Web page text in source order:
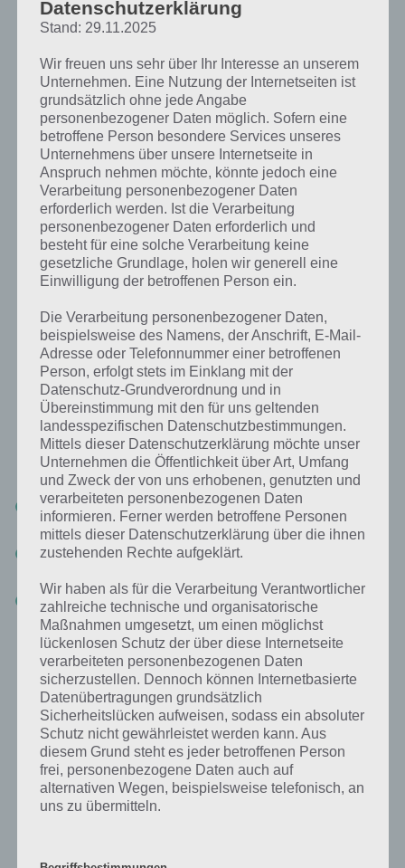
gibt es dann Einzelspieler-Herausforderungen, die man mit ein bis
drei Sternen abschließen kann.
Herzstück von Blitz Brigade ist jedoch der Multiplayer-Modus, den
wir nachfolgend noch vorstellen werden. Insgesamt gibt es 5
Klassen, aus denen ihr dann wählen könnt. Mit 120 Missionen ist
zudem für Langzeitspielspaß gesorgt.
Multiplayer Modus mit zahlreichen
Spielmodi
Blitz Brigade Screenshot – (c) Gameloft
Im Multiplayer
Modus
können bis zu
gleichzeitig
teilnehmen.
Dabei gibt es
Schnellen Spiel
werdet ihr
zufällig einer Karte und einem Spielmodi zugeordnet. Ansonsten
könnt ihr aus folgenden wählen:
Dominanz: Hier müsst ihr in eurem Team Fahnen erobern.
Welches Team zuerst 99 Punkte holt, gewinnt das Match
Deathmatch: Hier müsst ihr in Blitz Brigade gegnreische Einheiten
Fahne erobern: Erobere gegnerische Fahnen und bringe diese
zurück zur Basis. Wer 12 Punkte holt, gewinnt.
Dabei spielt ihr immer 6 gegen 6. Dabei stehen auch verschiedenste
Fahrzeuge bereit, darunter neben einem Panzer auch ein Helikopter.
Insgesamt gibt es 100 Waffen, die zur Verfügung stehen.
Natürlich gibt es auch in Blitz Brigade zahlreiche In App Käufe, um
sich Vorteile zu erkaufen. So kann man sich schneller wiederbeleben
lassen und vieles mehr.
Datenschutzerklärung
Stand: 29.11.2025
Wir freuen uns sehr über Ihr Interesse an unserem
Unternehmen. Eine Nutzung der Internetseiten ist
grundsätzlich ohne jede Angabe
personenbezogener Daten möglich. Sofern eine
betroffene Person besondere Services unseres
Unternehmens über unsere Internetseite in
Anspruch nehmen möchte, könnte jedoch eine
Verarbeitung personenbezogener Daten
erforderlich werden. Ist die Verarbeitung
personenbezogener Daten erforderlich und
besteht für eine solche Verarbeitung keine
gesetzliche Grundlage, holen wir generell eine
Einwilligung der betroffenen Person ein.
Die Verarbeitung personenbezogener Daten,
beispielsweise des Namens, der Anschrift, E-Mail-
Adresse oder Telefonnummer einer betroffenen
Person, erfolgt stets im Einklang mit der
Datenschutz-Grundverordnung und in
Übereinstimmung mit den für uns geltenden
landesspezifischen Datenschutzbestimmungen.
Mittels dieser Datenschutzerklärung möchte unser
Unternehmen die Öffentlichkeit über Art, Umfang
und Zweck der von uns erhobenen, genutzten und
verarbeiteten personenbezogenen Daten
informieren. Ferner werden betroffene Personen
mittels dieser Datenschutzerklärung über die ihnen
zustehenden Rechte aufgeklärt.
Wir haben als für die Verarbeitung Verantwortlicher
zahlreiche technische und organisatorische
Maßnahmen umgesetzt, um einen möglichst
lückenlosen Schutz der über diese Internetseite
verarbeiteten personenbezogenen Daten
sicherzustellen. Dennoch können Internetbasierte
Datenübertragungen grundsätzlich
Sicherheitslücken aufweisen, sodass ein absoluter
Schutz nicht gewährleistet werden kann. Aus
diesem Grund steht es jeder betroffenen Person
frei, personenbezogene Daten auch auf
alternativen Wegen, beispielsweise telefonisch, an
uns zu übermitteln.